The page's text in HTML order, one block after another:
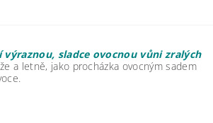
výraznou, sladce ovocnou vůni zralých
a letně, jako procházka ovocným sadem